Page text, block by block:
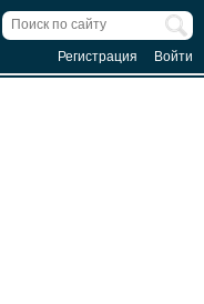
Регистрация Войти